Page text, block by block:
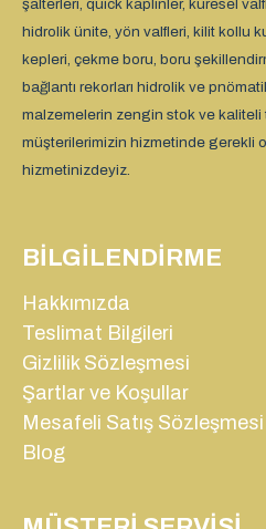
şalterleri, quick kaplinler, küresel
hidrolik ünite, yön valfleri, kilit kollu
kepleri, çekme boru, boru
bağlantı rekorları hidrolik ve
malzemelerin zengin stok ve kaliteli
müşterilerimizin hizmetinde gerekli
hizmetinizdeyiz.
BILGILENDIRME
Hakkımızda
Teslimat Bilgileri
Gizlilik Sözleşmesi
Şartlar ve Koşullar
Mesafeli Satış Sözleşmesi
Blog